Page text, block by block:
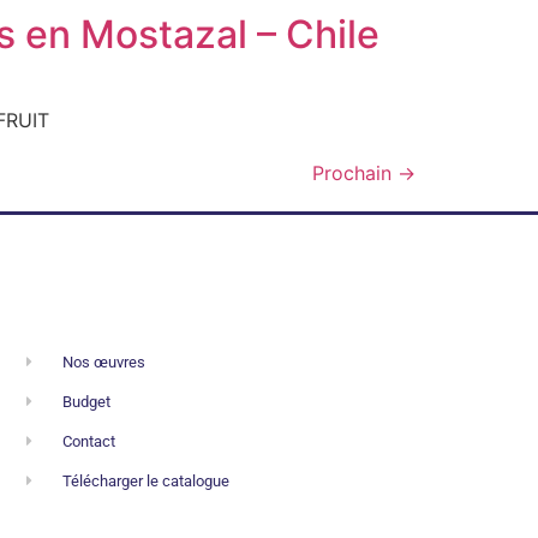
en Mostazal – Chile
Prochain →
Nos œuvres
Budget
Contact
Télécharger le catalogue